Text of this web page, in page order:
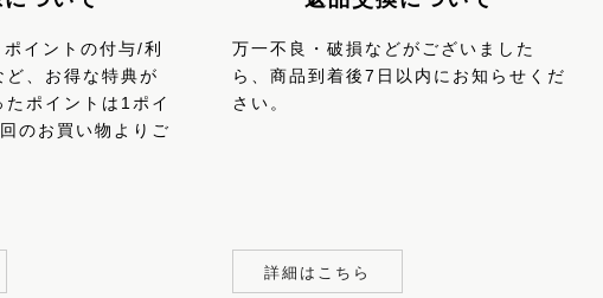
イントの付与/利
ど、お得な特典が
ポイントは1ポイ
のお買い物よりご
万一不良・破損などがございました
ら、商品到着後7日以内にお知らせくだ
さい。
詳細はこちら